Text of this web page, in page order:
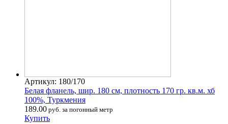
Артикул: 180/170
Белая фланель, шир. 180 см, плотность 170 гр. кв.м. хб
100%, Туркмения
189.00 руб. за погонный метр
Купить